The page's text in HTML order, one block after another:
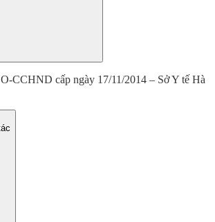
CCHND cấp ngày 17/11/2014 – Sở Y tế Hà